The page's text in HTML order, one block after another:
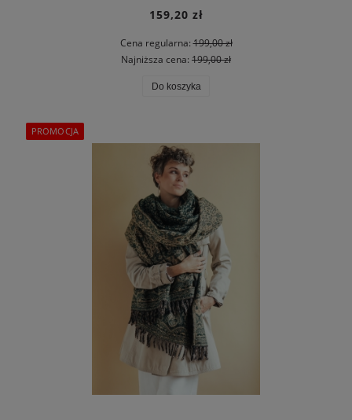
159,20 zł
Cena regularna:199,00 zł
Najniższa cena: 199,00 zł
Do koszyka
PROMOCJA